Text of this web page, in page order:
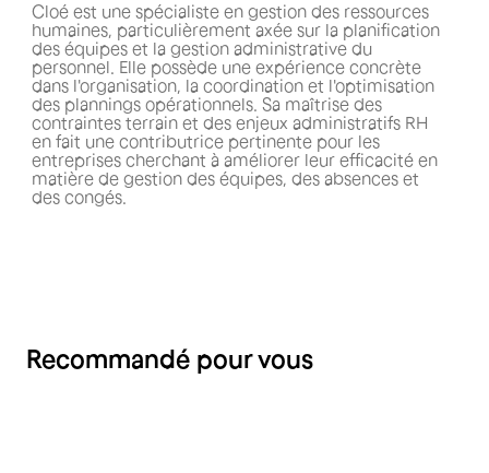
Cloé est une spécialiste en gestion des ressources
humaines, particulièrement axée sur la planification
des équipes et la gestion administrative du
personnel. Elle possède une expérience concrète
dans l'organisation, la coordination et l'optimisation
des plannings opérationnels. Sa maîtrise des
contraintes terrain et des enjeux administratifs RH
en fait une contributrice pertinente pour les
entreprises cherchant à améliorer leur efficacité en
matière de gestion des équipes, des absences et
des congés.
Recommandé pour vous